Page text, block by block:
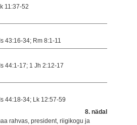
11:37-52
43:16-34; Rm 8:1-11
44:1-17; 1 Jh 2:12-17
44:18-34; Lk 12:57-59
8. nädal
rahvas, president, riigikogu ja